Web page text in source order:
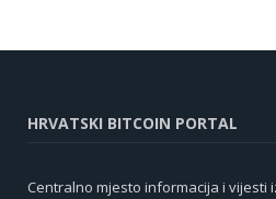
HRVATSKI BITCOIN PORTAL
Centralno mjesto informacija i vijesti